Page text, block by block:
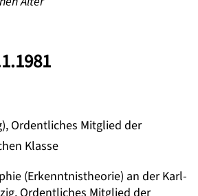
Ordentliches Mitglied der
Klasse
(Erkenntnistheorie) an der Karl-